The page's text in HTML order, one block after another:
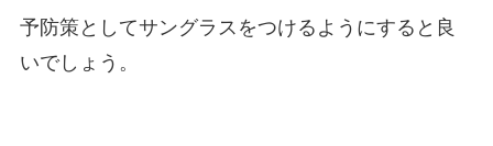
予防策としてサングラスをつけるようにすると良
いでしょう。